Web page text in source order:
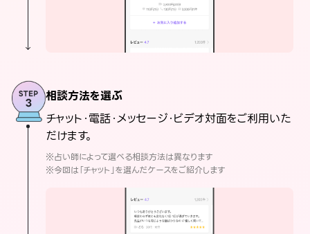
相談方法を選ぶ
チャット・電話・メッセージ・ビデオ対面をご利用いた
だけます。
※占い師によって選べる相談方法は異なります
※今回は「チャット」を選んだケースをご紹介します